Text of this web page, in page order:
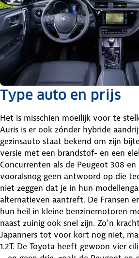
Type auto en prijs
Het is misschien moeilijk voor te
Auris is er ook zónder hybride
gezinsauto staat bekend om zijn
versie met een brandstof- en een
Concurrenten als de Peugeot 308
vooralsnog geen antwoord op die
niet zeggen dat je in hun
alternatieven aantreft. De Fransen
hun heil in kleine benzinemotoren
naast zuinig ook snel zijn. Zo’n
Japanners tot voor kort nog niet,
1.2T. De Toyota heeft gewoon vier